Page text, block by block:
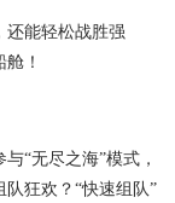
能轻松战胜强
！
“无尽之海”模式，
狂欢？“快速组队”